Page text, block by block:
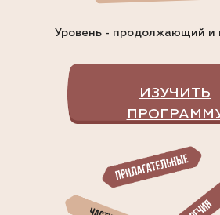
Уровень - продолжающий и
ИЗУЧИТЬ